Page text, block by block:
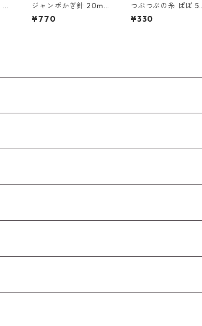
ジャンボかぎ針 20m
m
¥770
つぶつぶの糸 ぱぽ 52
m
¥330